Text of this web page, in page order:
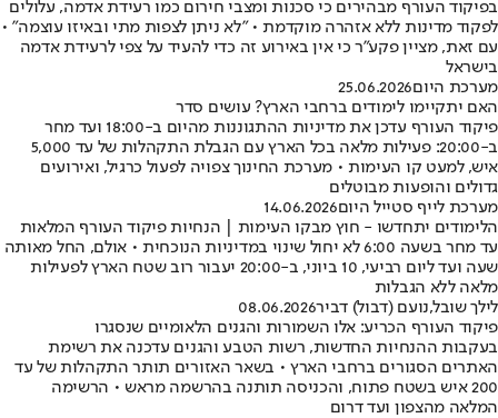
בפיקוד העורף מבהירים כי סכנות ומצבי חירום כמו רעידת אדמה, עלולים
לפקוד מדינות ללא אזהרה מוקדמת • "לא ניתן לצפות מתי ובאיזו עוצמה" •
עם זאת, מציין פקע"ר כי אין באירוע זה כדי להעיד על צפי לרעידת אדמה
בישראל
מערכת היום25.06.2026
האם יתקיימו לימודים ברחבי הארץ? עושים סדר
פיקוד העורף עדכן את מדיניות ההתגוננות מהיום ב-18:00 ועד מחר
ב-20:00: פעילות מלאה בכל הארץ עם הגבלת התקהלות של עד 5,000
איש, למעט קו העימות • מערכת החינוך צפויה לפעול כרגיל, ואירועים
גדולים והופעות מבוטלים
מערכת לייף סטייל היום14.06.2026
הלימודים יתחדשו - חוץ מבקו העימות | הנחיות פיקוד העורף המלאות
עד מחר בשעה 6:00 לא יחול שינוי במדיניות הנוכחית • אולם, החל מאותה
שעה ועד ליום רביעי, 10 ביוני, ב-20:00 יעבור רוב שטח הארץ לפעילות
מלאה ללא הגבלות
לילך שובל,נועם (דבול) דביר08.06.2026
פיקוד העורף הכריע: אלו השמורות והגנים הלאומיים שנסגרו
בעקבות ההנחיות החדשות, רשות הטבע והגנים עדכנה את רשימת
האתרים הסגורים ברחבי הארץ • בשאר האזורים תותר התקהלות של עד
200 איש בשטח פתוח, והכניסה תותנה בהרשמה מראש • הרשימה
המלאה מהצפון ועד דרום